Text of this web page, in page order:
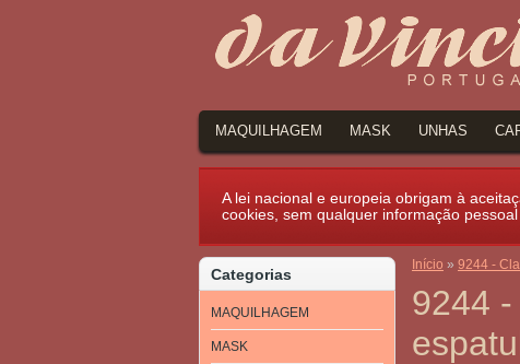
MAQUILHAGEM MASK UNHAS
A lei nacional e europeia obrigam à
cookies, sem qualquer informação
Categorias
MAQUILHAGEM
MASK
Início » 9244 -
9244